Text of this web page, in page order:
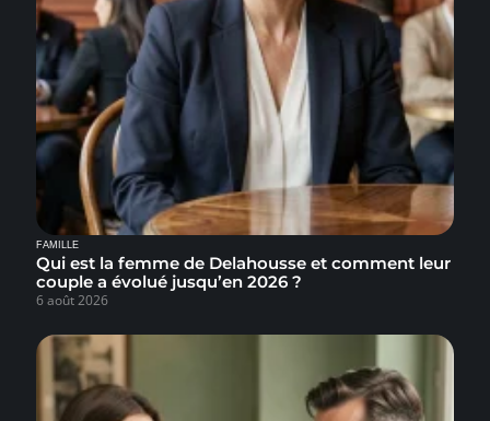
FAMILLE
Qui est la femme de Delahousse et comment leur
couple a évolué jusqu’en 2026 ?
6 août 2026